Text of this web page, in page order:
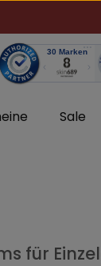
Sale
für